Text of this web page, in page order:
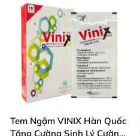
Tem Ngậm VINIX Hàn Quốc
Tăng Cường Sinh Lý Cường